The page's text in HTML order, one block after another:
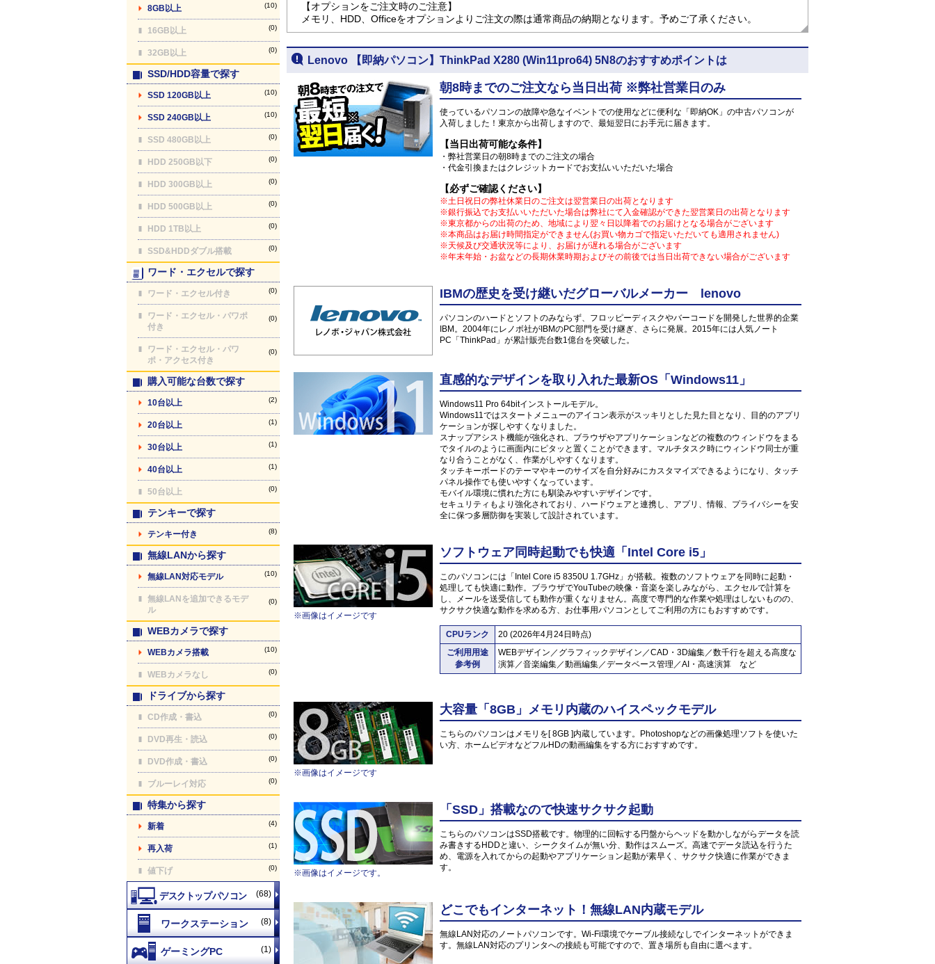
8GB以上 (10)
16GB以上 (0)
32GB以上 (0)
SSD/HDD容量で探す
SSD 120GB以上 (10)
SSD 240GB以上 (10)
SSD 480GB以上 (0)
HDD 250GB以下 (0)
HDD 300GB以上 (0)
HDD 500GB以上 (0)
HDD 1TB以上 (0)
SSD&HDDダブル搭載 (0)
ワード・エクセルで探す
ワード・エクセル付き (0)
ワード・エクセル・パワポ
付き
(0)
ワード・エクセル・パワ
ポ・アクセス付き
(0)
購入可能な台数で探す
10台以上 (2)
20台以上 (1)
30台以上 (1)
40台以上 (1)
50台以上 (0)
テンキーで探す
テンキー付き (8)
無線LANから探す
無線LAN対応モデル (10)
無線LANを追加できるモデ
ル
(0)
WEBカメラで探す
WEBカメラ搭載 (10)
WEBカメラなし (0)
ドライブから探す
CD作成・書込 (0)
DVD再生・読込 (0)
DVD作成・書込 (0)
ブルーレイ対応 (0)
特集から探す
新着 (4)
再入荷 (1)
値下げ (0)
(68)
(8)
(1)
【オプションをご注文時のご注意】
メモリ、HDD、Officeをオプションよりご注文の際は通常商品の納期となります。予めご了承ください。
Lenovo 【即納パソコン】ThinkPad X280 (Win11pro64) 5N8のおすすめポイントは
朝8時までのご注文なら当日出荷 ※弊社営業日のみ
使っているパソコンの故障や急なイベントでの使用などに便利な「即納OK」の中古パソコンが
入荷しました！東京から出荷しますので、最短翌日にお手元に届きます。
【当日出荷可能な条件】
・弊社営業日の朝8時までのご注文の場合
・代金引換またはクレジットカードでお支払いいただいた場合
【必ずご確認ください】
※土日祝日の弊社休業日のご注文は翌営業日の出荷となります
※銀行振込でお支払いいただいた場合は弊社にて入金確認ができた翌営業日の出荷となります
※東京都からの出荷のため、地域により翌々日以降着でのお届けとなる場合がございます
※本商品はお届け時間指定ができません(お買い物カゴで指定いただいても適用されません)
※天候及び交通状況等により、お届けが遅れる場合がございます
※年末年始・お盆などの長期休業時期およびその前後では当日出荷できない場合がございます
IBMの歴史を受け継いだグローバルメーカー lenovo
パソコンのハードとソフトのみならず、フロッピーディスクやバーコードを開発した世界的企業
IBM。2004年にレノボ社がIBMのPC部門を受け継ぎ、さらに発展。2015年には人気ノート
PC「ThinkPad」が累計販売台数1億台を突破した。
直感的なデザインを取り入れた最新OS「Windows11」
Windows11 Pro 64bitインストールモデル。
Windows11ではスタートメニューのアイコン表示がスッキリとした見た目となり、目的のアプリ
ケーションが探しやすくなりました。
スナップアシスト機能が強化され、ブラウザやアプリケーションなどの複数のウィンドウをまる
でタイルのように画面内にピタッと置くことができます。マルチタスク時にウィンドウ同士が重
なり合うことがなく、作業がしやすくなります。
タッチキーボードのテーマやキーのサイズを自分好みにカスタマイズできるようになり、タッチ
パネル操作でも使いやすくなっています。
モバイル環境に慣れた方にも馴染みやすいデザインです。
セキュリティもより強化されており、ハードウェアと連携し、アプリ、情報、プライバシーを安
全に保つ多層防御を実装して設計されています。
※画像はイメージです
ソフトウェア同時起動でも快適「Intel Core i5」
このパソコンには「Intel Core i5 8350U 1.7GHz」が搭載。複数のソフトウェアを同時に起動・
処理しても快適に動作。ブラウザでYouTubeの映像・音楽を楽しみながら、エクセルで計算を
し、メールを送受信しても動作が重くなりません。高度で専門的な作業や処理はしないものの、
サクサク快適な動作を求める方、お仕事用パソコンとしてご利用の方にもおすすめです。
CPUランク
20 (2026年4月24日時点)
ご利用用途
参考例
WEBデザイン／グラフィックデザイン／CAD・3D編集／数千行を超える高度な
演算／音楽編集／動画編集／データベース管理／AI・高速演算 など
※画像はイメージです
大容量「8GB」メモリ内蔵のハイスペックモデル
こちらのパソコンはメモリを[ 8GB ]内蔵しています。Photoshopなどの画像処理ソフトを使いた
い方、ホームビデオなどフルHDの動画編集をする方におすすめです。
※画像はイメージです。
「SSD」搭載なので快速サクサク起動
こちらのパソコンはSSD搭載です。物理的に回転する円盤からヘッドを動かしながらデータを読
み書きするHDDと違い、シークタイムが無い分、動作はスムーズ。高速でデータ読込を行うた
め、電源を入れてからの起動やアプリケーション起動が素早く、サクサク快適に作業ができま
す。
どこでもインターネット！無線LAN内蔵モデル
無線LAN対応のノートパソコンです。Wi-Fi環境でケーブル接続なしでインターネットができま
す。無線LAN対応のプリンタへの接続も可能ですので、置き場所も自由に選べます。